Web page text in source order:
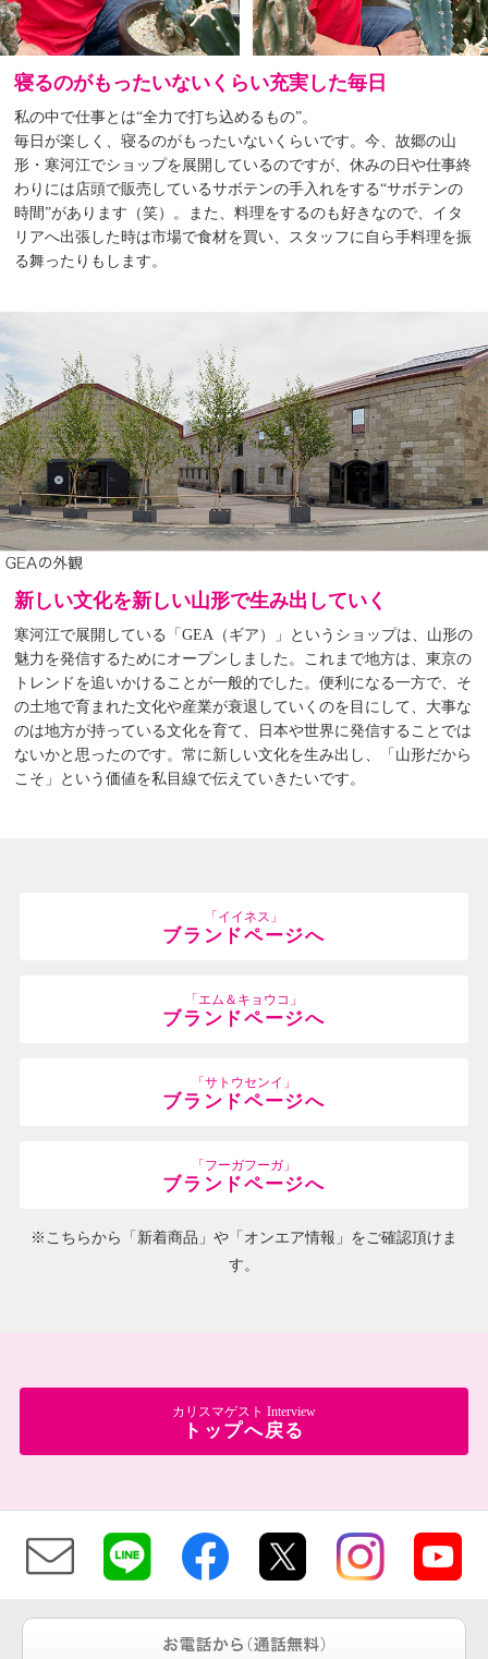
寝るのがもったいないくらい充実した毎日
私の中で仕事とは“全力で打ち込めるもの”。
毎日が楽しく、寝るのがもったいないくらいです。今、故郷の山
形・寒河江でショップを展開しているのですが、休みの日や仕事終
わりには店頭で販売しているサボテンの手入れをする“サボテンの
時間”があります（笑）。また、料理をするのも好きなので、イタ
リアへ出張した時は市場で食材を買い、スタッフに自ら手料理を振
る舞ったりもします。
新しい文化を新しい山形で生み出していく
寒河江で展開している「GEA（ギア）」というショップは、山形の
魅力を発信するためにオープンしました。これまで地方は、東京の
トレンドを追いかけることが一般的でした。便利になる一方で、そ
の土地で育まれた文化や産業が衰退していくのを目にして、大事な
のは地方が持っている文化を育て、日本や世界に発信することでは
ないかと思ったのです。常に新しい文化を生み出し、「山形だから
こそ」という価値を私目線で伝えていきたいです。
「イイネス」
ブランドページへ
「エム＆キョウコ」
ブランドページへ
「サトウセンイ」
ブランドページへ
「フーガフーガ」
ブランドページへ
※こちらから「新着商品」や「オンエア情報」をご確認頂けま
す。
カリスマゲスト Interview
トップへ戻る